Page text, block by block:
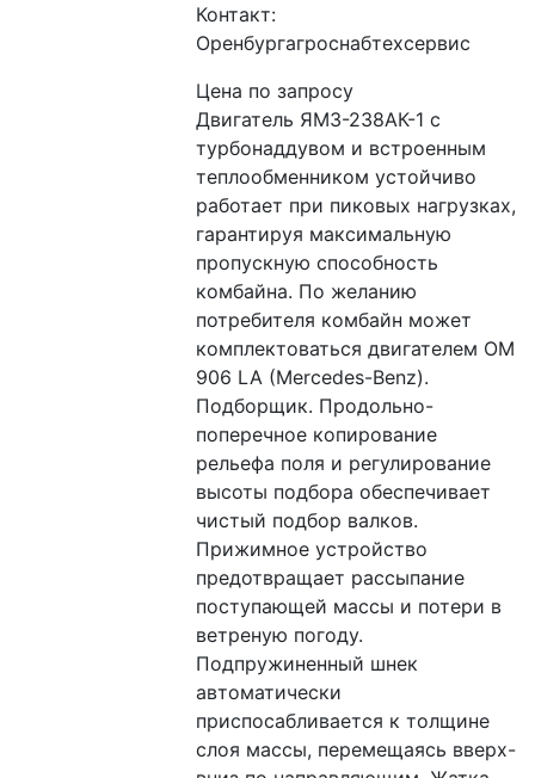
Контакт:
Оренбургагроснабтехсервис
Цена по запросу
Двигатель ЯМЗ-238АК-1 с
турбонаддувом и встроенным
теплообменником устойчиво
работает при пиковых нагрузках,
гарантируя максимальную
пропускную способность
комбайна. По желанию
потребителя комбайн может
комплектоваться двигателем ОМ
906 LA (Mercedes-Benz).
Подборщик. Продольно-
поперечное копирование
рельефа поля и регулирование
высоты подбора обеспечивает
чистый подбор валков.
Прижимное устройство
предотвращает рассыпание
поступающей массы и потери в
ветреную погоду.
Подпружиненный шнек
автоматически
приспосабливается к толщине
слоя массы, перемещаясь вверх-